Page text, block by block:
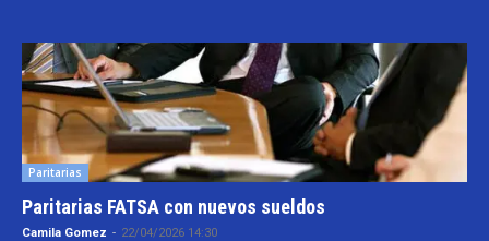
Paritarias
Paritarias FATSA con nuevos sueldos
Camila Gomez - 22/04/2026 14:30